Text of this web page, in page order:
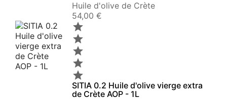
Huile d'olive de Crète
54,00 €





SITIA 0.2 Huile d'olive vierge extra
de Crète AOP - 1L